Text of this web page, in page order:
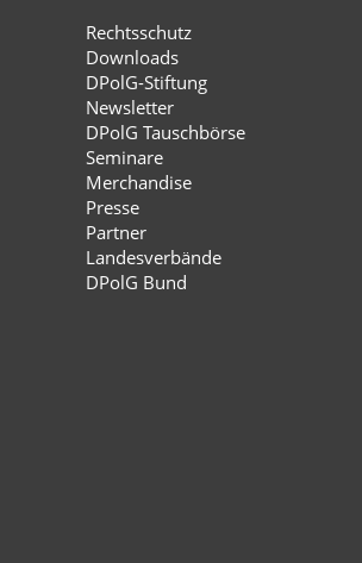
Rechtsschutz
Downloads
DPolG-Stiftung
Newsletter
DPolG Tauschbörse
Seminare
Merchandise
Presse
Partner
Landesverbände
DPolG Bund